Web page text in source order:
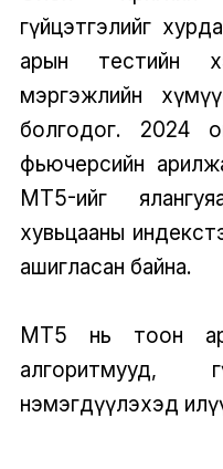
гүйцэтгэлийг
арын тестийн
мэргэжлийн
болгодог. 2024
фьючерсийн
MT5-ийг
хувьцааны
ашигласан байна.
MT5 нь тоон
алгоритмууд,
нэмэгдүүлэхэд